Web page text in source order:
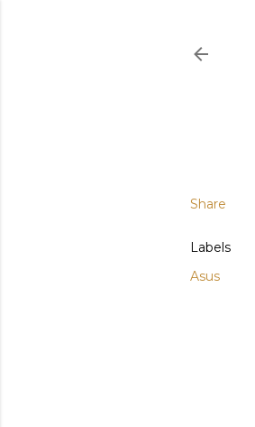
Share
Labels
Asus